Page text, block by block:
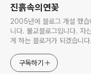
진흙속의연꽃
2005년에 블로그 개설 했
니다. 불교블로그입니다. 자
게 하는 블로거가 되겠습니다.
구독하기